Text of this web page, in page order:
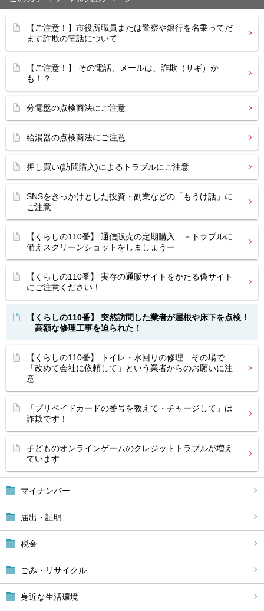
マイナンバー
届出・証明
税金
ごみ・リサイクル
身近な生活環境
【ご注意！】市役所職員または警察や銀行を名乗ってだ
ます詐欺の電話について
【ご注意！】 その電話、メールは、詐欺（サギ）か
も！？
分電盤の点検商法にご注意
給湯器の点検商法にご注意
押し買い(訪問購入)によるトラブルにご注意
SNSをきっかけとした投資・副業などの「もうけ話」に
ご注意
【くらしの110番】 通信販売の定期購入 －トラブルに
備えスクリーンショットをしましょうー
【くらしの110番】 実存の通販サイトをかたる偽サイト
にご注意ください！
【くらしの110番】 突然訪問した業者が屋根や床下を点検！
高額な修理工事を迫られた！
【くらしの110番】 トイレ・水回りの修理 その場で
「改めて会社に依頼して」という業者からのお願いに注
意
「プリペイドカードの番号を教えて・チャージして」は
詐欺です！
子どものオンラインゲームのクレジットトラブルが増え
ています